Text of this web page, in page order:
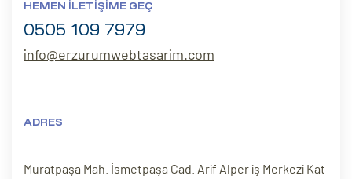
HEMEN İLETIŞIME GEÇ
0505 109 7979
info@erzurumwebtasarim.com
ADRES
Muratpaşa Mah. İsmetpaşa Cad. Arif Alper iş Merkezi Kat